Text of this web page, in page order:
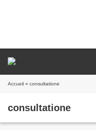
Accueil » consultatione
consultatione